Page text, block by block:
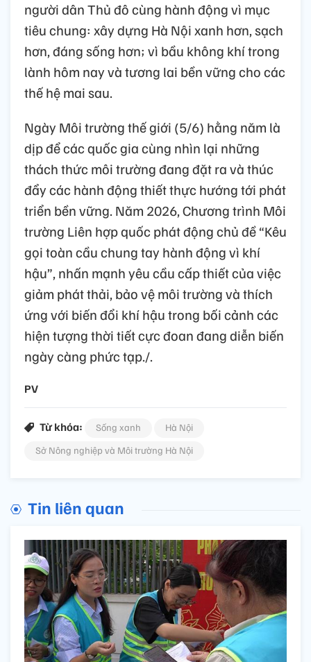
người dân Thủ đô cùng hành động vì mục
tiêu chung: xây dựng Hà Nội xanh hơn, sạch
hơn, đáng sống hơn; vì bầu không khí trong
lành hôm nay và tương lai bền vững cho các
thế hệ mai sau.
Ngày Môi trường thế giới (5/6) hằng năm là
dịp để các quốc gia cùng nhìn lại những
thách thức môi trường đang đặt ra và thúc
đẩy các hành động thiết thực hướng tới phát
triển bền vững. Năm 2026, Chương trình Môi
trường Liên hợp quốc phát động chủ đề “Kêu
gọi toàn cầu chung tay hành động vì khí
hậu”, nhấn mạnh yêu cầu cấp thiết của việc
giảm phát thải, bảo vệ môi trường và thích
ứng với biến đổi khí hậu trong bối cảnh các
hiện tượng thời tiết cực đoan đang diễn biến
ngày càng phức tạp./.
PV
Từ khóa: Sống xanh
Hà Nội
Sở Nông nghiệp và Môi trường Hà Nội
Tin liên quan